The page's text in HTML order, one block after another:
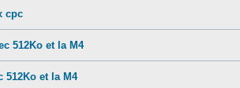
cpc
512Ko et la M4
512Ko et la M4